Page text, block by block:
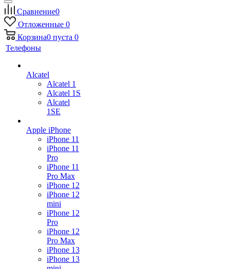
Сравнение0
Отложенные 0
Корзина0 пуста 0
Телефоны
Alcatel
Alcatel 1
Alcatel 1S
Alcatel
1SE
Apple iPhone
iPhone 11
iPhone 11
Pro
iPhone 11
Pro Max
iPhone 12
iPhone 12
mini
iPhone 12
Pro
iPhone 12
Pro Max
iPhone 13
iPhone 13